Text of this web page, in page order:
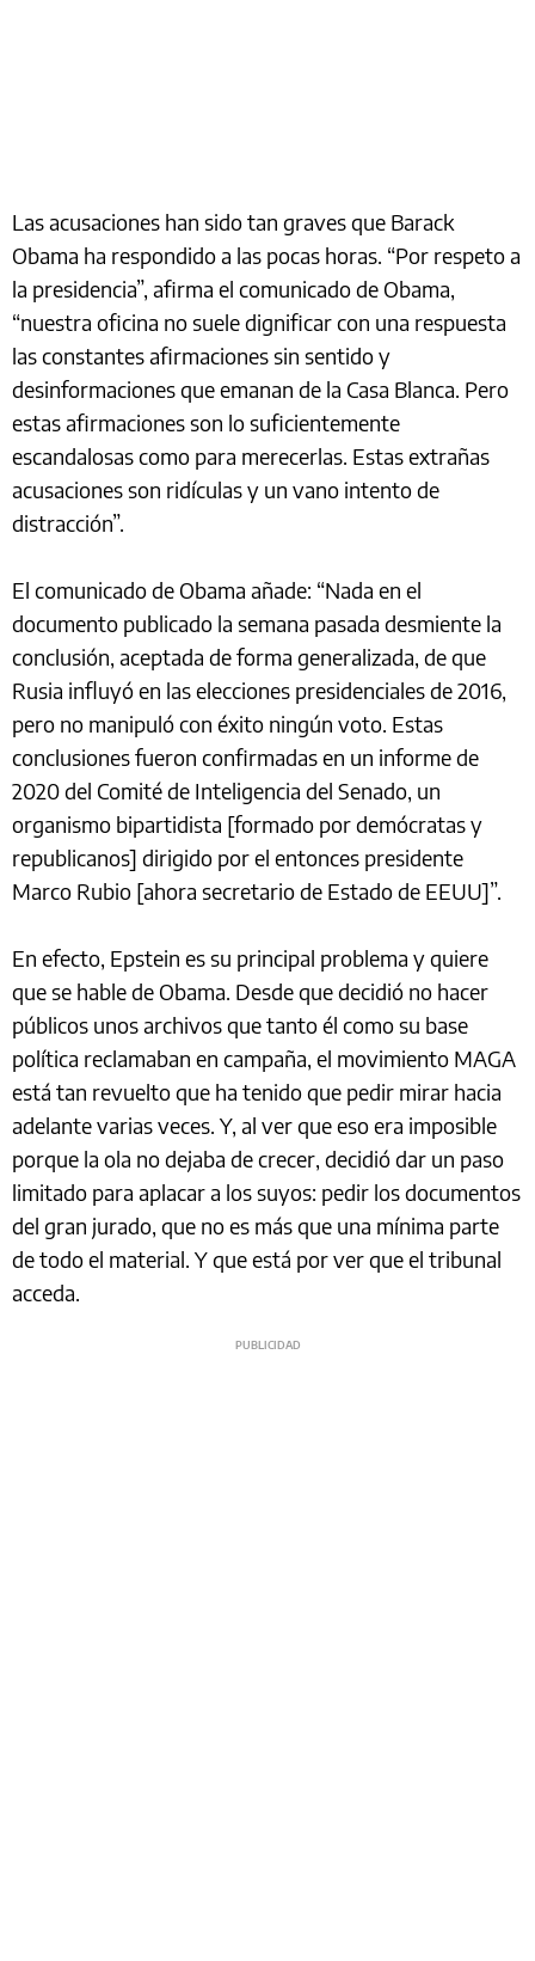
Las acusaciones han sido tan graves que Barack
Obama ha respondido a las pocas horas. “Por respeto a
la presidencia”, afirma el comunicado de Obama,
“nuestra oficina no suele dignificar con una respuesta
las constantes afirmaciones sin sentido y
desinformaciones que emanan de la Casa Blanca. Pero
estas afirmaciones son lo suficientemente
escandalosas como para merecerlas. Estas extrañas
acusaciones son ridículas y un vano intento de
distracción”.
El comunicado de Obama añade: “Nada en el
documento publicado la semana pasada desmiente la
conclusión, aceptada de forma generalizada, de que
Rusia influyó en las elecciones presidenciales de 2016,
pero no manipuló con éxito ningún voto. Estas
conclusiones fueron confirmadas en un informe de
2020 del Comité de Inteligencia del Senado, un
organismo bipartidista [formado por demócratas y
republicanos] dirigido por el entonces presidente
Marco Rubio [ahora secretario de Estado de EEUU]”.
En efecto, Epstein es su principal problema y quiere
que se hable de Obama. Desde que decidió no hacer
públicos unos archivos que tanto él como su base
política reclamaban en campaña, el movimiento MAGA
está tan revuelto que ha tenido que pedir mirar hacia
adelante varias veces. Y, al ver que eso era imposible
porque la ola no dejaba de crecer, decidió dar un paso
limitado para aplacar a los suyos: pedir los documentos
del gran jurado, que no es más que una mínima parte
de todo el material. Y que está por ver que el tribunal
acceda.